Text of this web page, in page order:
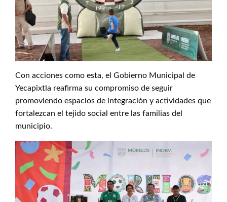
Con acciones como esta, el Gobierno Municipal de
Yecapixtla reafirma su compromiso de seguir
promoviendo espacios de integración y actividades que
fortalezcan el tejido social entre las familias del
municipio.